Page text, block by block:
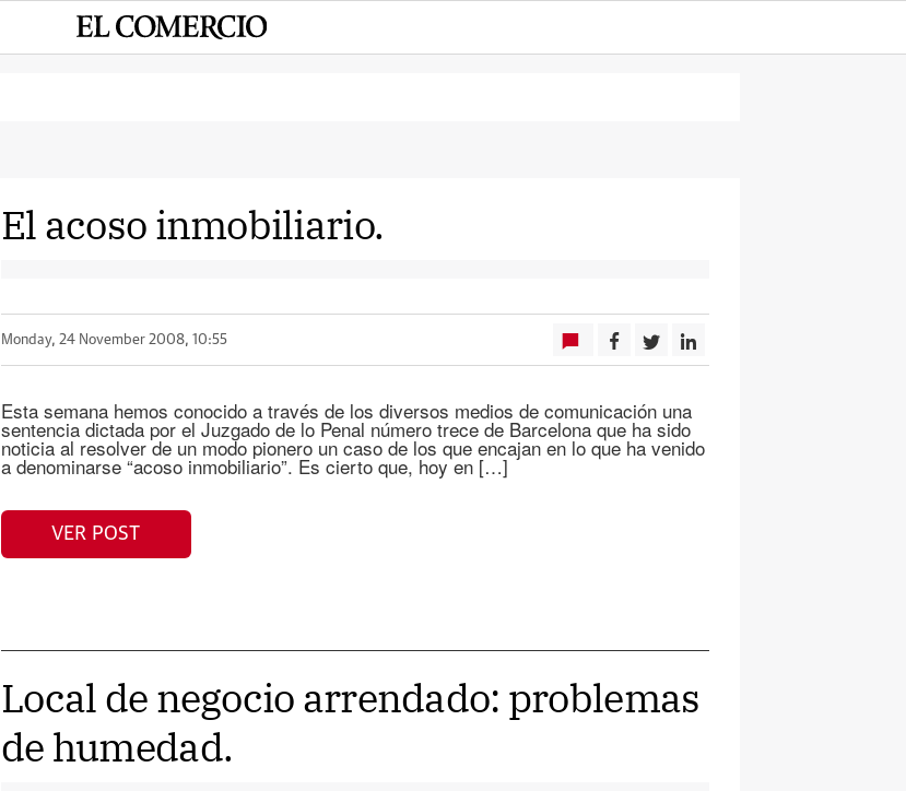
El acoso inmobiliario.
Monday, 24 November 2008, 10:55
Esta semana hemos conocido a través de los diversos medios de comunicación una
sentencia dictada por el Juzgado de lo Penal número trece de Barcelona que ha sido
noticia al resolver de un modo pionero un caso de los que encajan en lo que ha venido
a denominarse “acoso inmobiliario”. Es cierto que, hoy en […]
VER POST
Local de negocio arrendado: problemas
de humedad.